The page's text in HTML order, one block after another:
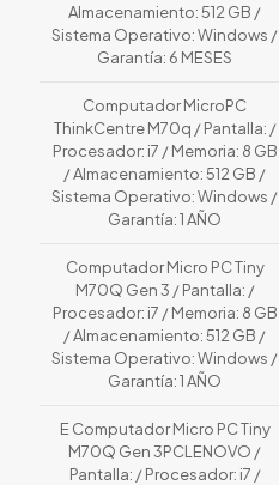
Almacenamiento: 512 GB /
Sistema Operativo: Windows /
Garantía: 6 MESES
Computador MicroPC
ThinkCentre M70q / Pantalla: /
Procesador: i7 / Memoria: 8 GB
/ Almacenamiento: 512 GB /
Sistema Operativo: Windows /
Garantía: 1 AÑO
Computador Micro PC Tiny
M70Q Gen 3 / Pantalla: /
Procesador: i7 / Memoria: 8 GB
/ Almacenamiento: 512 GB /
Sistema Operativo: Windows /
Garantía: 1 AÑO
E Computador Micro PC Tiny
M70Q Gen 3PCLENOVO /
Pantalla: / Procesador: i7 /